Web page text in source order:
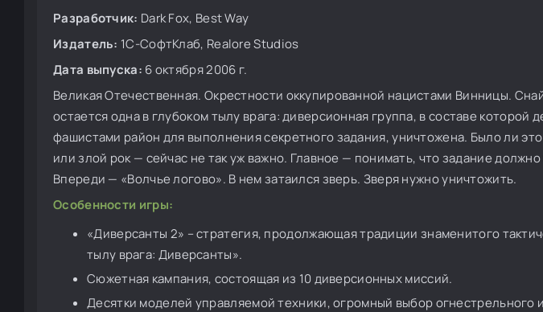
Разработчик: Dark Fox, Best Way
Издатель: 1C-СофтКлаб, Realore Studios
Дата выпуска: 6 октября 2006 г.
Великая Отечественная. Окрестности оккупированной нацистами Винницы.
остается одна в глубоком тылу врага: диверсионная группа, в составе
фашистами район для выполнения секретного задания, уничтожена. Было ли
или злой рок — сейчас не так уж важно. Главное — понимать, что задание
Впереди — «Волчье логово». В нем затаился зверь. Зверя нужно уничтожить.
Особенности игры:
«Диверсанты 2» – стратегия, продолжающая традиции знаменитого
тылу врага: Диверсанты».
Сюжетная кампания, состоящая из 10 диверсионных миссий.
Десятки моделей управляемой техники, огромный выбор огнестрельного